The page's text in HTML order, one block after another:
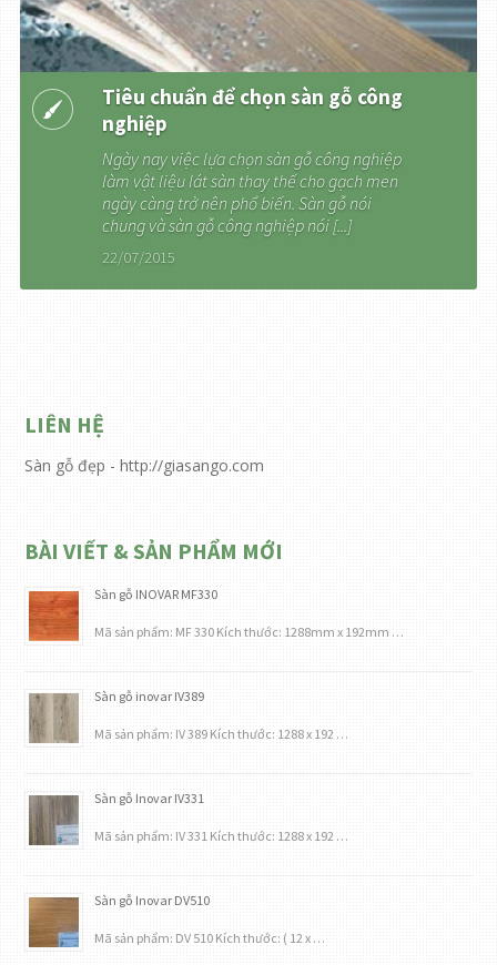
Tiêu chuẩn để chọn sàn gỗ công
nghiệp
Ngày nay việc lựa chọn sàn gỗ công nghiệp
làm vật liệu lát sàn thay thế cho gạch men
ngày càng trở nên phổ biến. Sàn gỗ nói
chung và sàn gỗ công nghiệp nói [...]
22/07/2015
LIÊN HỆ
Sàn gỗ đẹp - http://giasango.com
BÀI VIẾT & SẢN PHẨM MỚI
Sàn gỗ INOVAR MF330
Mã sản phẩm: MF 330 Kích thước: 1288mm x 192mm …
Sàn gỗ inovar IV389
Mã sản phẩm: IV 389 Kích thước: 1288 x 192 …
Sàn gỗ Inovar IV331
Mã sản phẩm: IV 331 Kích thước: 1288 x 192 …
Sàn gỗ Inovar DV510
Mã sản phẩm: DV 510 Kích thước: ( 12 x …